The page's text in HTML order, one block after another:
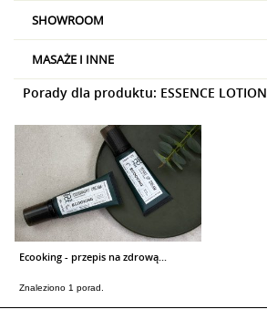
SHOWROOM
MASAŻE I INNE
Porady dla produktu: ESSENCE LOTION
Ecooking - przepis na zdrową...
Znaleziono 1 porad.